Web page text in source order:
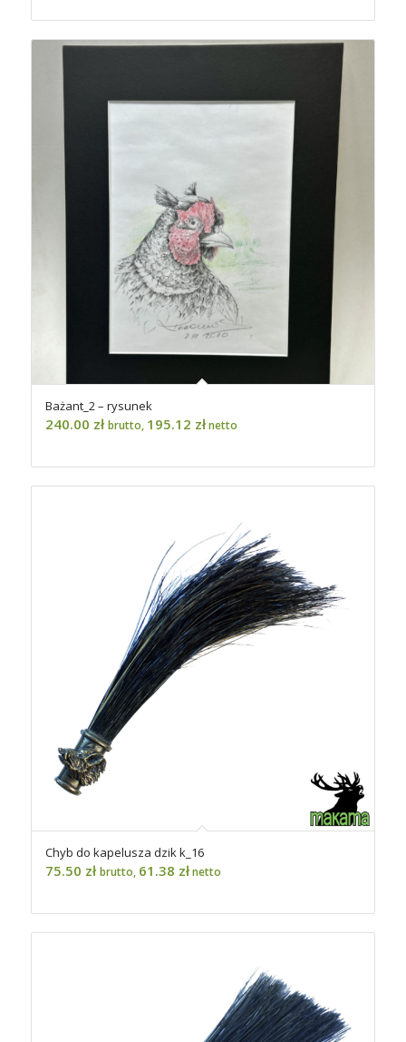
Bażant_2 – rysunek
240.00 zł brutto, 195.12 złnetto
Chyb do kapelusza dzik k_16
75.50 zł brutto, 61.38 złnetto